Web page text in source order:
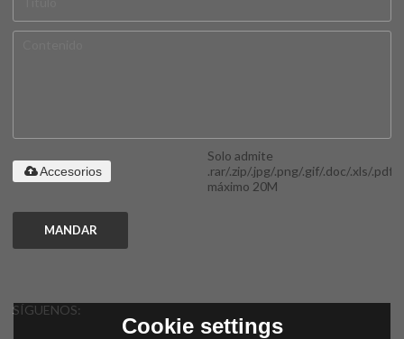
Solo admite
.rar/.zip/.jpg/.png/.gif/.doc/.xls/.pdf,
máximo 20M
Accesorios
MANDAR
SÍGUENOS:
Cookie settings